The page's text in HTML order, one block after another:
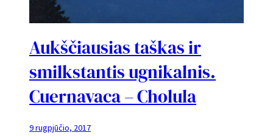
Aukščiausias taškas ir
smilkstantis ugnikalnis.
Cuernavaca – Cholula
9 rugpjūčio, 2017